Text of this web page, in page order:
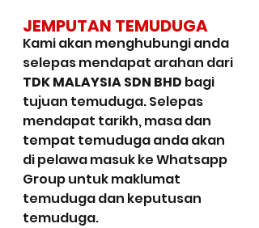
JEMPUTAN TEMUDUGA
Kami akan menghubungi anda
selepas mendapat arahan dari
TDK MALAYSIA SDN BHD bagi
tujuan temuduga. Selepas
mendapat tarikh, masa dan
tempat temuduga anda akan
di pelawa masuk ke Whatsapp
Group untuk maklumat
temuduga dan keputusan
temuduga.